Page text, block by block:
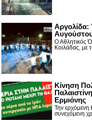
Αργολίδα:
Ο Αθλητικός
Κοιλάδας, με
Κίνηση
Ερμιόνης
Την ερχόμενη
συνεχόμενη